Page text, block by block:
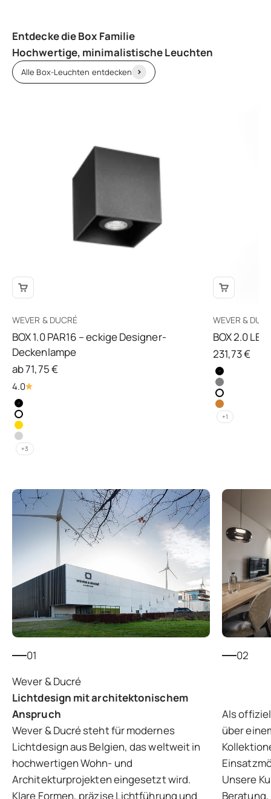
Hochwertige, minimalistische Leuchten
Alle Box-Leuchten entdecken
WEVER & DUCRÉ
BOX 1.0 PAR16 – eckige Designer-
Deckenlampe
Angebot
ab 71,75 €
4.0
+3
WEVER &
BOX 2.0
Angebot
231,73 €
+1
01
Lichtdesign mit architektonischem
Anspruch
Wever & Ducré steht für modernes
Lichtdesign aus Belgien, das weltweit in
hochwertigen Wohn- und
Architekturprojekten eingesetzt wird.
Klare Formen, präzise Lichtführung und
02
Als
über
Unsere